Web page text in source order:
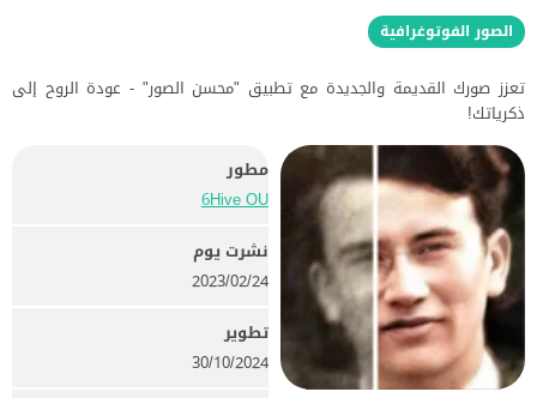
الصور الفوتوغرافية
تعزز صورك القديمة والجديدة مع تطبيق "محسن الصور" - عودة الروح إلى
ذكرياتك!
مطور
6Hive OU‏
نشرت يوم
24‏/02‏/2023
تطوير
30/10/2024